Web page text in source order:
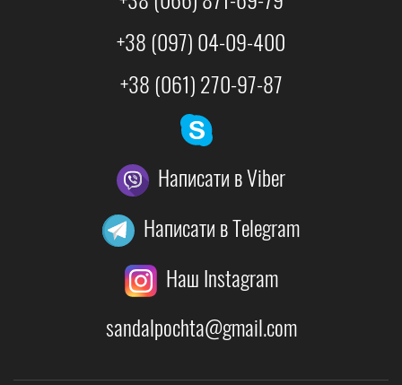
+38 (097) 04-09-400
+38 (061) 270-97-87
Написати в Viber
Написати в Telegram
Наш Instagram
sandalpochta@gmail.com